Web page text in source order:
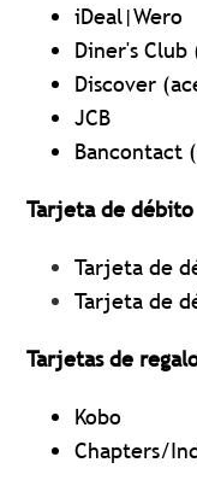
iDeal|Wero
Diner's Club
Discover
JCB
Bancontact
Tarjeta de débito
Tarjeta de
Tarjeta de
Tarjetas de
Kobo
Chapters/